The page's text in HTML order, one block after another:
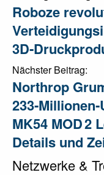
navigation
Roboze
Nächster Beitrag:
Northrop
MK54 MOD 2
Details und
Netzwerke &